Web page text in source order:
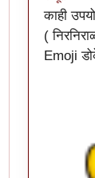
काही
(
Emoji